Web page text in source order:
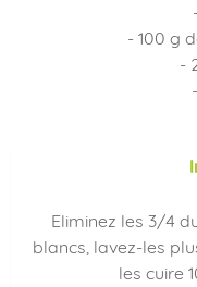
- 100 g
-
Eliminez les 3/4
blancs, lavez-les
les cuire